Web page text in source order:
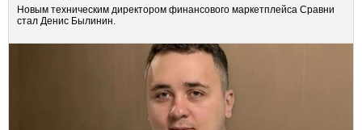
Новым техническим директором финансового маркетплейса Сравни
стал Денис Былинин.